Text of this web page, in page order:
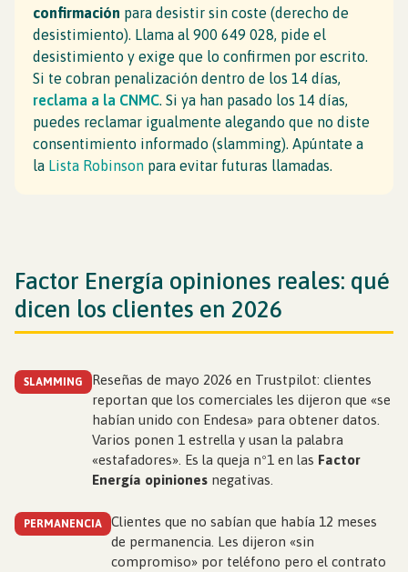
confirmación para desistir sin coste (derecho de
desistimiento). Llama al 900 649 028, pide el
desistimiento y exige que lo confirmen por escrito.
Si te cobran penalización dentro de los 14 días,
reclama a la CNMC. Si ya han pasado los 14 días,
puedes reclamar igualmente alegando que no diste
consentimiento informado (slamming). Apúntate a
la Lista Robinson para evitar futuras llamadas.
Factor Energía opiniones reales: qué
dicen los clientes en 2026
SLAMMING
Reseñas de mayo 2026 en Trustpilot: clientes
reportan que los comerciales les dijeron que «se
habían unido con Endesa» para obtener datos.
Varios ponen 1 estrella y usan la palabra
«estafadores». Es la queja nº1 en las Factor
Energía opiniones negativas.
PERMANENCIA
Clientes que no sabían que había 12 meses
de permanencia. Les dijeron «sin
compromiso» por teléfono pero el contrato